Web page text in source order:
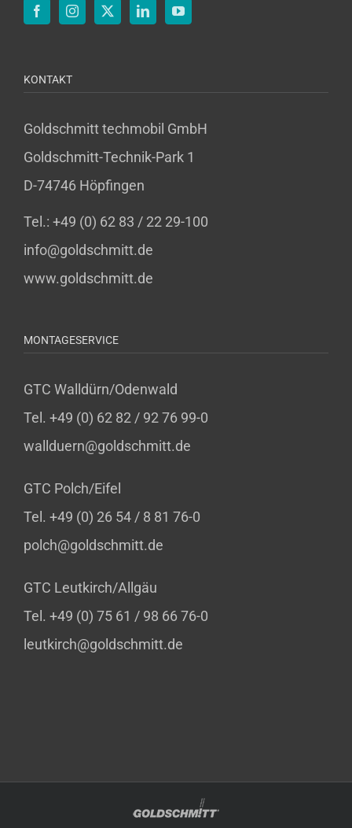
KONTAKT
Goldschmitt techmobil GmbH
Goldschmitt-Technik-Park 1
D-74746 Höpfingen
Tel.: +49 (0) 62 83 / 22 29-100
info@goldschmitt.de
www.goldschmitt.de
MONTAGESERVICE
GTC Walldürn/Odenwald
Tel. +49 (0) 62 82 / 92 76 99-0
wallduern@goldschmitt.de
GTC Polch/Eifel
Tel. +49 (0) 26 54 / 8 81 76-0
polch@goldschmitt.de
GTC Leutkirch/Allgäu
Tel. +49 (0) 75 61 / 98 66 76-0
leutkirch@goldschmitt.de